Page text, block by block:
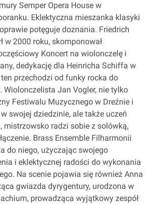
Semper Opera House w
Eklektyczna mieszanka klasyki
potęguje doznania. Friedrich
w 2000 roku, skomponował
Koncert na wiolonczelę i
dedykację dla Heinricha Schiffa w
przechodzi od funky rocka do
Wiolonczelista Jan Vogler, nie tylko
Festiwalu Muzycznego w Dreźnie i
swojej dziedzinie, ale także uczeń
mistrzowsko radzi sobie z solówką,
Brass Ensemble Filharmonii
do niego, użyczając swojego
i eklektycznej radości do wykonania
Na scenie pojawia się również Anna
gwiazda dyrygentury, urodzona w
prowadząca wyjątkowy zespół